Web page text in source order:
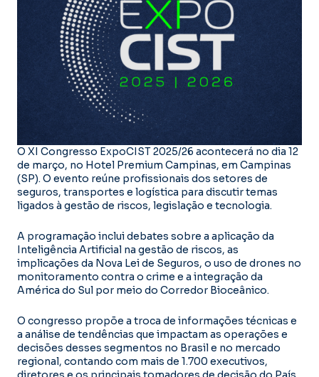
O XI Congresso ExpoCIST 2025/26 acontecerá no dia 12
de março, no Hotel Premium Campinas, em Campinas
(SP). O evento reúne profissionais dos setores de
seguros, transportes e logística para discutir temas
ligados à gestão de riscos, legislação e tecnologia.
A programação inclui debates sobre a aplicação da
Inteligência Artificial na gestão de riscos, as
implicações da Nova Lei de Seguros, o uso de drones no
monitoramento contra o crime e a integração da
América do Sul por meio do Corredor Bioceânico.
O congresso propõe a troca de informações técnicas e
a análise de tendências que impactam as operações e
decisões desses segmentos no Brasil e no mercado
regional, contando com mais de 1.700 executivos,